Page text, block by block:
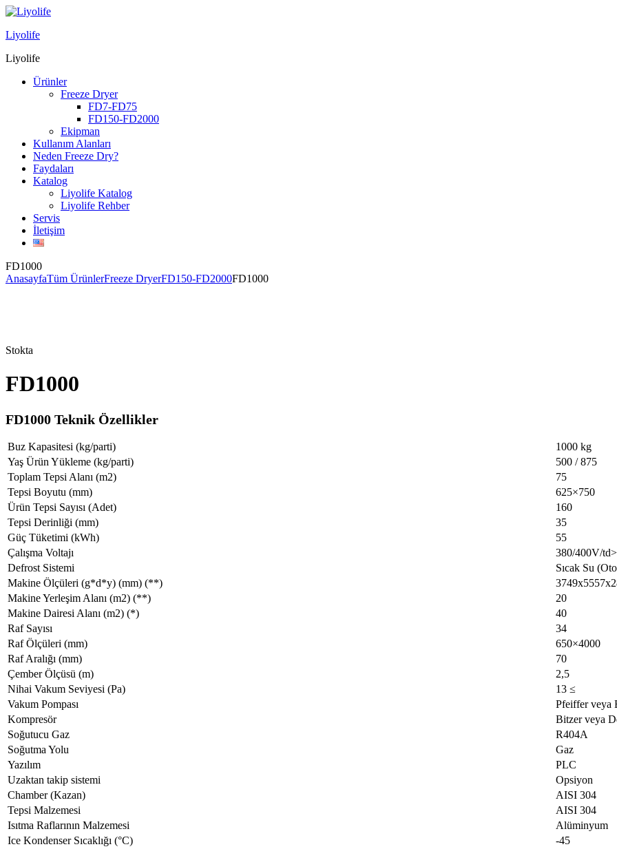
Menu
Liyolife
Liyolife
Ürünler
Freeze Dryer
FD7-FD75
FD150-FD2000
Ekipman
Kullanım Alanları
Neden Freeze Dry?
Faydaları
Katalog
Liyolife Katalog
Liyolife Rehber
Servis
İletişim
FD1000
AnasayfaTüm ÜrünlerFreeze DryerFD150-FD2000FD1000
Stokta
FD1000
FD1000 Teknik Özellikler
Buz Kapasitesi (kg/parti)
1000 kg
Yaş Ürün Yükleme (kg/parti)
500 / 875
Toplam Tepsi Alanı (m2)
75
Tepsi Boyutu (mm)
625×750
Ürün Tepsi Sayısı (Adet)
160
Tepsi Derinliği (mm)
35
Güç Tüketimi (kWh)
55
Çalışma Voltajı
380/400V/td>
Defrost Sistemi
Sıcak Su
Makine Ölçüleri (g*d*y) (mm) (**)
Makine Yerleşim Alanı (m2) (**)
20
Makine Dairesi Alanı (m2) (*)
40
Raf Sayısı
34
Raf Ölçüleri (mm)
650×4000
Raf Aralığı (mm)
70
Çember Ölçüsü (m)
2,5
Nihai Vakum Seviyesi (Pa)
13 ≤
Vakum Pompası
Pfeiffer veya
Kompresör
Bitzer veya
Soğutucu Gaz
R404A
Soğutma Yolu
Gaz
Yazılım
PLC
Uzaktan takip sistemi
Opsiyon
Chamber (Kazan)
AISI 304
Tepsi Malzemesi
AISI 304
Isıtma Raflarının Malzemesi
Alüminyum
Ice Kondenser Sıcaklığı (°C)
-45